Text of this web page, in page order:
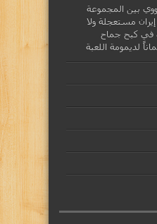
بين المجموعة
إيران مستعجلة ولا
في كبح جماح
لديمومة اللعبة